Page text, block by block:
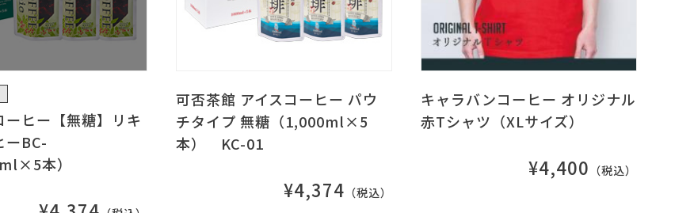
ーヒー【無糖】リキ
ーBC-
本）
可否茶館 アイスコーヒー パウ
チタイプ 無糖（1,000ml×5
本） KC-01
¥4,374 （税込）
キャラバンコーヒー オリジナル
赤Tシャツ（XLサイズ）
¥4,400 （税込）